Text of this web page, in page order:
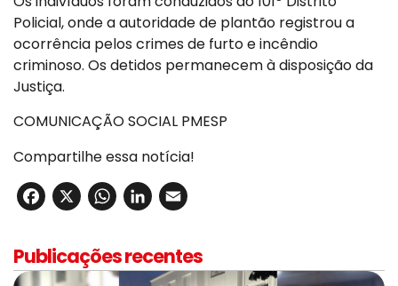
Policial, onde a autoridade de plantão registrou a
ocorrência pelos crimes de furto e incêndio
criminoso. Os detidos permanecem à disposição da
Justiça.
COMUNICAÇÃO SOCIAL PMESP
Compartilhe essa notícia!
Facebook
X WhatsApp
LinkedIn
Publicações recentes